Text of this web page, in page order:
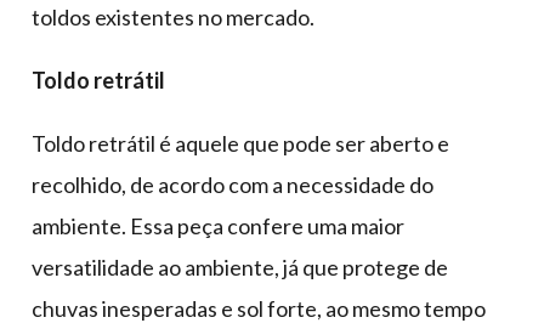
toldos existentes no mercado.
Toldo retrátil
Toldo retrátil é aquele que pode ser aberto e
recolhido, de acordo com a necessidade do
ambiente. Essa peça confere uma maior
versatilidade ao ambiente, já que protege de
chuvas inesperadas e sol forte, ao mesmo tempo